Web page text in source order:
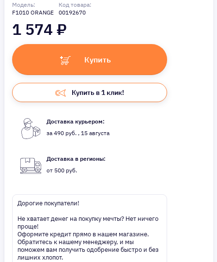
Модель:
F1010 ORANGE
Код товара:
00192670
1 574 ₽
Купить
Купить в 1 клик!
Доставка курьером:
за 490 руб. , 15 августа
Доставка в регионы:
от 500 руб.
Дорогие покупатели!
Не хватает денег на покупку мечты? Нет ничего
проще!
Оформите кредит прямо в нашем магазине.
Обратитесь к нашему менеджеру, и мы
поможем вам получить одобрение быстро и без
лишних хлопот.